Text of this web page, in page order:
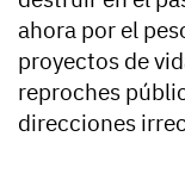
ahora por el
proyectos de
reproches
direcciones